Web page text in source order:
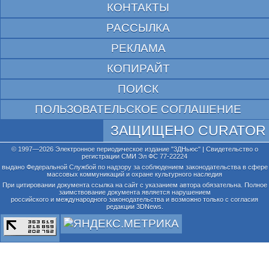
КОНТАКТЫ
РАССЫЛКА
РЕКЛАМА
КОПИРАЙТ
ПОИСК
ПОЛЬЗОВАТЕЛЬСКОЕ СОГЛАШЕНИЕ
ЗАЩИЩЕНО CURATOR
© 1997—2026 Электронное периодическое издание "3ДНьюс" | Свидетельство о
регистрации СМИ Эл ФС 77-22224
выдано Федеральной Службой по надзору за соблюдением законодательства в сфере
массовых коммуникаций и охране культурного наследия
При цитировании документа ссылка на сайт с указанием автора обязательна. Полное
заимствование документа является нарушением
российского и международного законодательства и возможно только с согласия
редакции 3DNews.